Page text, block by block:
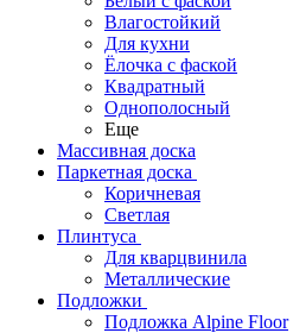
Влагостойкий
Для кухни
Ёлочка с фаской
Квадратный
Однополосный
Еще
Массивная доска
Паркетная доска
Коричневая
Светлая
Плинтуса
Для кварцвинила
Металлические
Подложки
Подложка Alpine Floor